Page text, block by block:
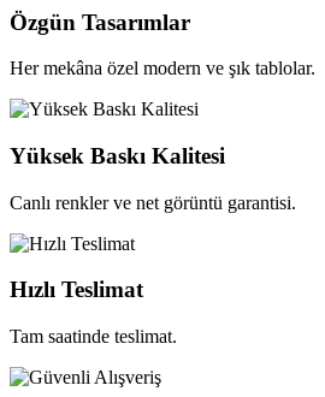
Özgün Tasarımlar
Her mekâna özel modern ve şık tablolar.
Yüksek Baskı Kalitesi
Canlı renkler ve net görüntü garantisi.
Hızlı Teslimat
Tam saatinde teslimat.